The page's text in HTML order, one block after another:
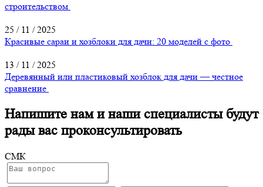
строительством
25 / 11 / 2025
Красивые сараи и хозблоки для дачи: 20 моделей с фото
13 / 11 / 2025
Деревянный или пластиковый хозблок для дачи — честное
сравнение
Напишите нам и наши специалисты будут
рады вас проконсультировать
СМК